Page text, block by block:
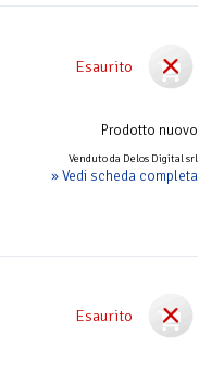
Esaurito
Prodotto nuovo
Venduto da Delos Digital srl
» Vedi scheda completa
Esaurito